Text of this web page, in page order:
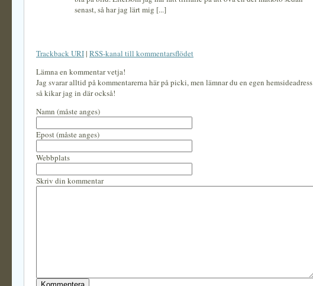
senast, så har jag lärt mig [...]
Trackback URI| RSS-kanal till kommentarsflödet
Lämna en kommentar vetja!
Jag svarar alltid på kommentarerna här på picki, men lämnar du en egen hemsideadress
så kikar jag in där också!
Namn (måste anges)
Epost (måste anges)
Webbplats
Skriv din kommentar